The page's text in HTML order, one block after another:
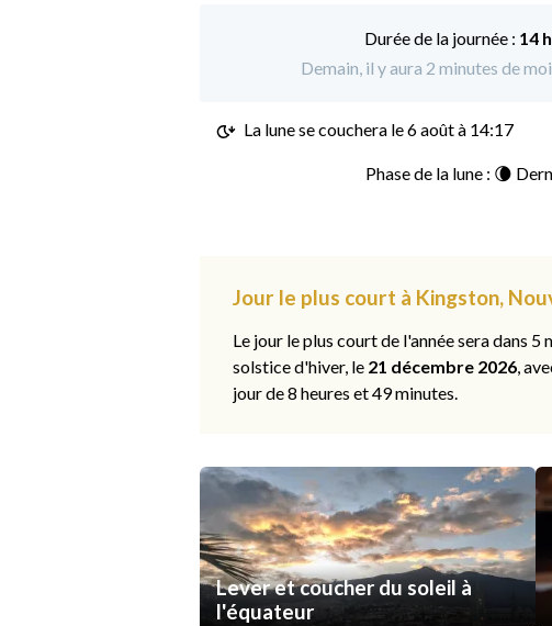
Durée de la journée : 14
Demain, il y aura 2 minutes de
La lune se couchera le6 août à 14:17
Phase de la lune : 🌘
Jour le plus court à Kingston,
Le jour le plus court de l'année sera dans 5
solstice d'hiver, le 21 décembre 2026,
jour de 8 heures et 49 minutes.
Lever et coucher du soleil à
l'équateur